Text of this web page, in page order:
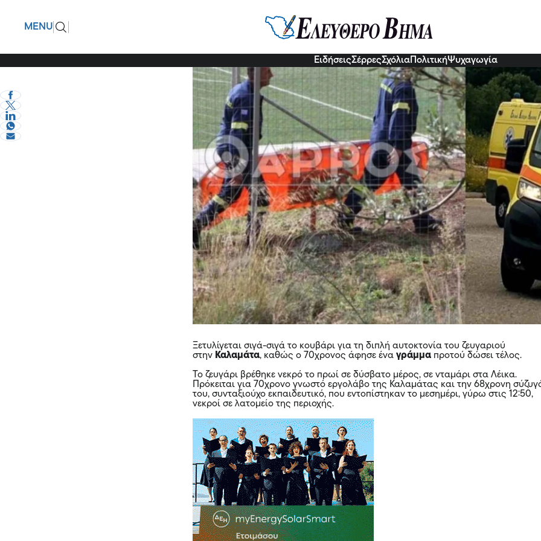
MENU
ΕιδήσειςΣέρρεςΣχόλια ΠολιτικήΨυχαγωγία
«Έχω θηλιά στο λαιμό»: Τι έγραψε στο
Ηλιόπουλος πριν αυτοκτονήσει μαζί με
eVima Serres Team10 Δεκ 2022, 20:57
Ξετυλίγεται σιγά-σιγά το κουβάρι για τη διπλήαυτοκτονίατου ζευγαριού
στην Καλαμάτα, καθώς ο 70χρονος άφησε έναγράμμα προτού δώσει τέλος.
Το ζευγάρι βρέθηκε νεκρό το πρωί σε δύσβατο μέρος, σε νταμάρι στα Λέικα.
Πρόκειται για 70χρονο γνωστό εργολάβο της Καλαμάτας και την 68χρονη
του, συνταξιούχο εκπαιδευτικό, που εντοπίστηκαν το μεσημέρι, γύρω στις 12:50,
νεκροί σε λατομείο της περιοχής.